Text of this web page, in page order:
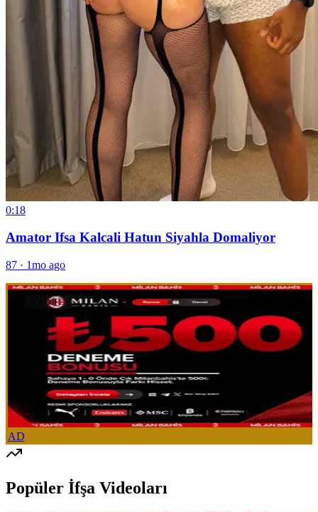
0:18
Amator Ifsa Kalcali Hatun Siyahla Domaliyor
87 · 1mo ago
AD
Popüler İfşa Videoları